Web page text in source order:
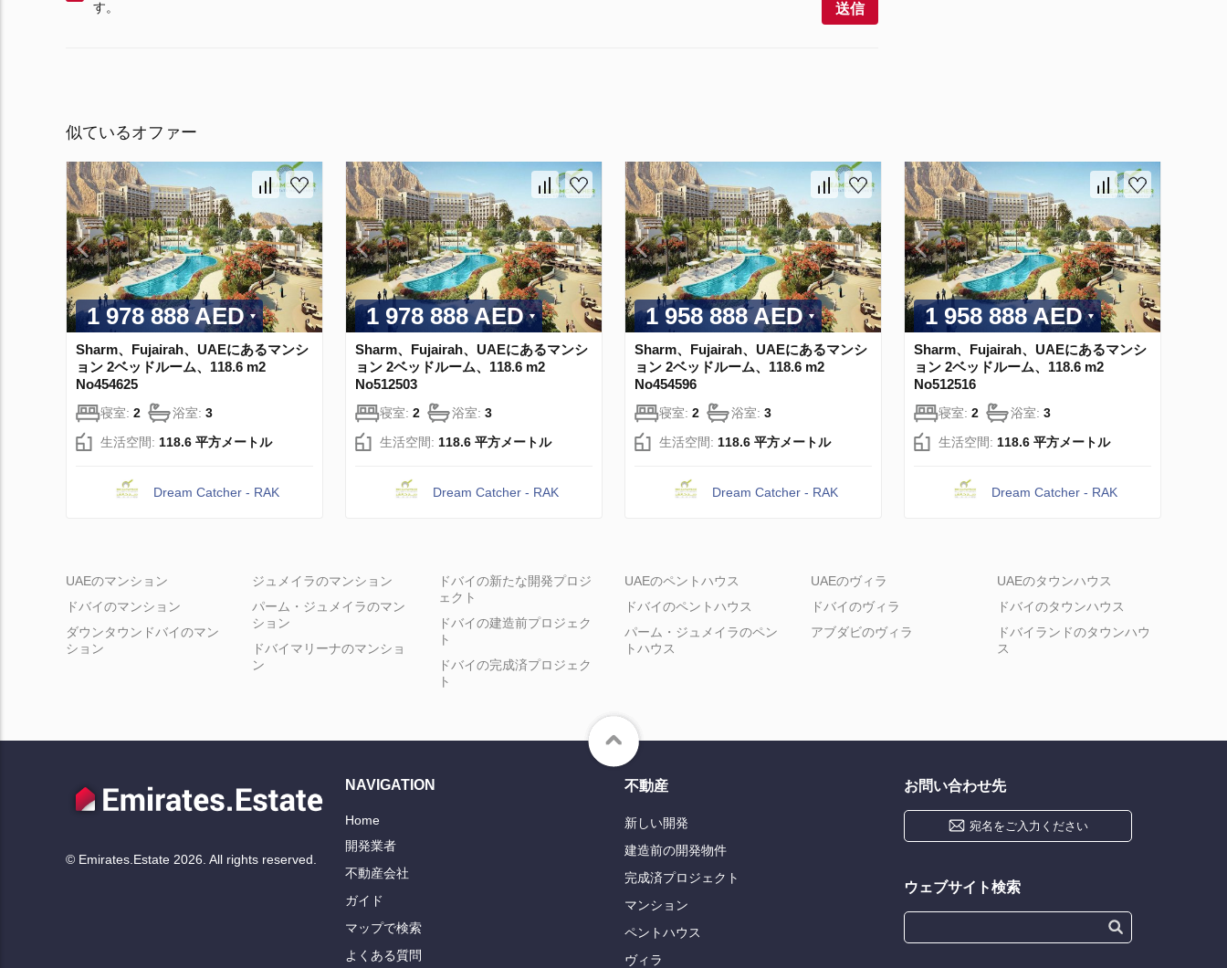
す。
送信
似ているオファー
1 978 888 AED
Sharm、Fujairah、UAEにあるマンシ
ョン 2ベッドルーム、118.6 m2
No454625
寝室: 2 浴室: 3
生活空間: 118.6 平方メートル
Dream Catcher - RAK
1 978 888 AED
Sharm、Fujairah、UAEにあるマンシ
ョン 2ベッドルーム、118.6 m2
No512503
寝室: 2 浴室: 3
生活空間: 118.6 平方メートル
Dream Catcher - RAK
1 958 888 AED
Sharm、Fujairah、UAEにあるマンシ
ョン 2ベッドルーム、118.6 m2
No454596
寝室: 2 浴室: 3
生活空間: 118.6 平方メートル
Dream Catcher - RAK
1 958 888 AED
Sharm、Fujairah、UAEにあるマンシ
ョン 2ベッドルーム、118.6 m2
No512516
寝室: 2 浴室: 3
生活空間: 118.6 平方メートル
Dream Catcher - RAK
UAEのマンション
ドバイのマンション
ダウンタウンドバイのマン
ション
ジュメイラのマンション
パーム・ジュメイラのマン
ション
ドバイマリーナのマンショ
ン
ドバイの新たな開発プロジ
ェクト
ドバイの建造前プロジェク
ト
ドバイの完成済プロジェク
ト
UAEのペントハウス
ドバイのペントハウス
パーム・ジュメイラのペン
トハウス
UAEのヴィラ
ドバイのヴィラ
アブダビのヴィラ
UAEのタウンハウス
ドバイのタウンハウス
ドバイランドのタウンハウ
ス
© Emirates.Estate 2026. All rights reserved.
NAVIGATION
Home
開発業者
不動産会社
ガイド
マップで検索
よくある質問
不動産
新しい開発
建造前の開発物件
完成済プロジェクト
マンション
ペントハウス
ヴィラ
お問い合わせ先
宛名をご入力ください
ウェブサイト検索